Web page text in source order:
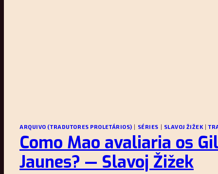
ARQUIVO (TRADUTORES PROLETÁRIOS) | SÉRIES | SLAVOJ ŽIŽEK |
Como Mao avaliaria os
Jaunes? — Slavoj Žižek